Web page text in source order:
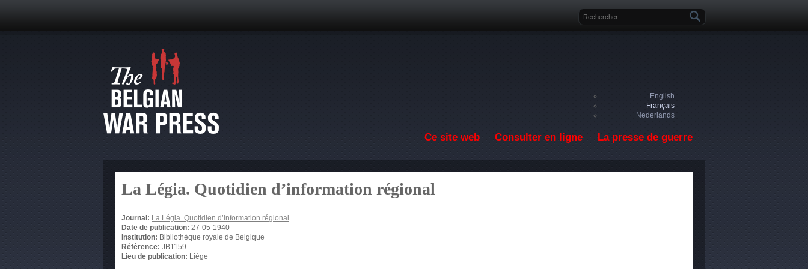
Formulaire de recherche
English
Français
Nederlands
Ce site web Consulter en ligne La presse de guerre
La Légia. Quotidien d’information régional
Journal: La Légia. Quotidien d’information régional
Date de publication: 27-05-1940
Institution: Bibliothèque royale de Belgique
Référence: JB1159
Lieu de publication: Liège